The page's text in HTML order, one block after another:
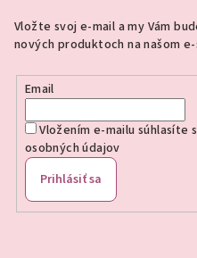
Vložte svoj e-mail a my Vám
nových produktoch na našom
Email
Vložením e-mailu súhlasíte s
osobných údajov
Prihlásiť sa